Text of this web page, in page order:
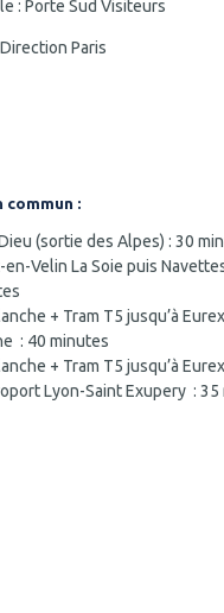
: Porte Sud Visiteurs
Paris
commun :
(sortie des Alpes) : 30
en-Velin La Soie puis
+ Tram T5 jusqu’à
: 40 minutes
+ Tram T5 jusqu’à
Lyon-Saint Exupery :